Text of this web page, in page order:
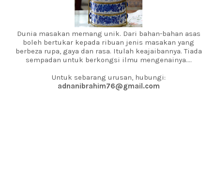
Dunia masakan memang unik. Dari bahan-bahan asas
boleh bertukar kepada ribuan jenis masakan yang
berbeza rupa, gaya dan rasa. Itulah keajaibannya. Tiada
sempadan untuk berkongsi ilmu mengenainya....
Untuk sebarang urusan, hubungi:
adnanibrahim76@gmail.com